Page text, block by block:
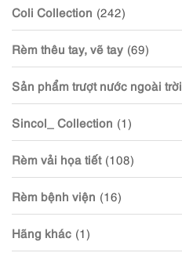
Coli Collection (242)
Rèm thêu tay, vẽ tay (69)
Sản phẩm trượt nước ngoài trời
Sincol_ Collection (1)
Rèm vải họa tiết (108)
Rèm bệnh viện (16)
Hãng khác (1)